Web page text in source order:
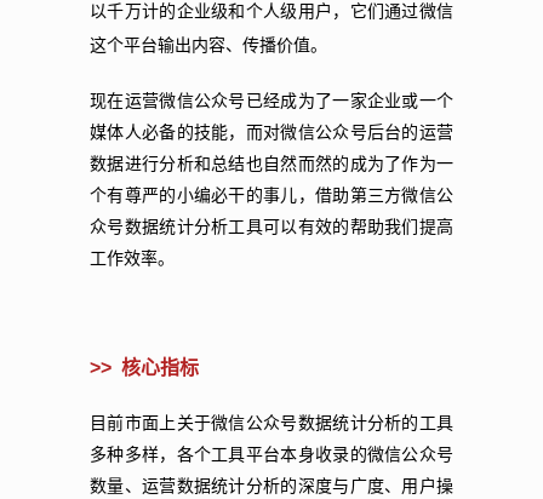
以千万计的企业级和个人级用户，它们通过微信
这个平台输出内容、传播价值。
现在运营微信公众号已经成为了一家企业或一个
媒体人必备的技能，而对微信公众号后台的运营
数据进行分析和总结也自然而然的成为了作为一
个有尊严的小编必干的事儿，借助第三方微信公
众号数据统计分析工具可以有效的帮助我们提高
工作效率。
>> 核心指标
目前市面上关于微信公众号数据统计分析的工具
多种多样，各个工具平台本身收录的微信公众号
数量、运营数据统计分析的深度与广度、用户操